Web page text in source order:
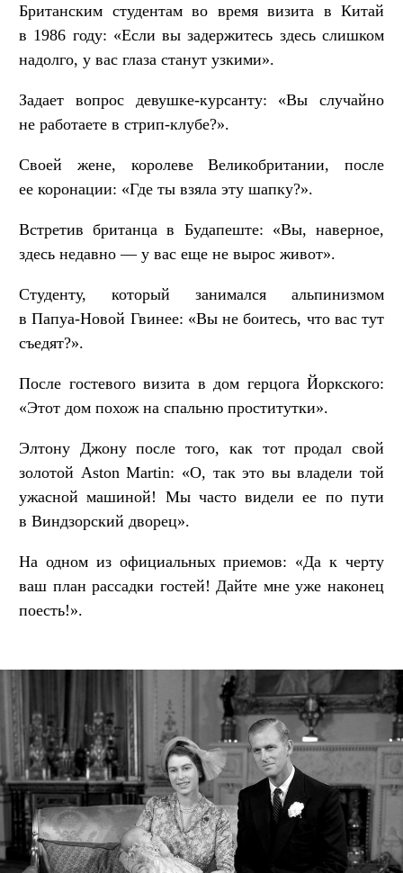
Британским студентам во время визита в Китай
в 1986 году: «Если вы задержитесь здесь слишком
надолго, у вас глаза станут узкими».
Задает вопрос девушке-курсанту: «Вы случайно
не работаете в стрип-клубе?».
Своей жене, королеве Великобритании, после
ее коронации: «Где ты взяла эту шапку?».
Встретив британца в Будапеште: «Вы, наверное,
здесь недавно — у вас еще не вырос живот».
Студенту, который занимался альпинизмом
в Папуа-Новой Гвинее: «Вы не боитесь, что вас тут
съедят?».
После гостевого визита в дом герцога Йоркского:
«Этот дом похож на спальню проститутки».
Элтону Джону после того, как тот продал свой
золотой Aston Martin: «О, так это вы владели той
ужасной машиной! Мы часто видели ее по пути
в Виндзорский дворец».
На одном из официальных приемов: «Да к черту
ваш план рассадки гостей! Дайте мне уже наконец
поесть!».